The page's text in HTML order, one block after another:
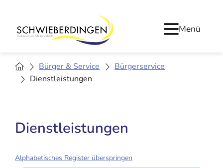
Menü
Bürger & Service
Bürgerservice
Dienstleistungen
Dienstleistungen
Alphabetisches Register überspringen